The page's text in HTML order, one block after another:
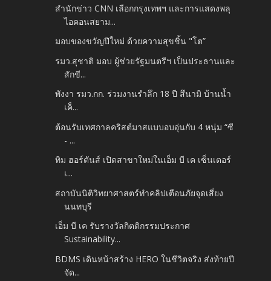
สำนักข่าว CNN เลือกกรุงเทพฯ และการแสดงพลุ
ไอคอนสยาม...
มอบของขวัญปีใหม่ ด้วยความสุขชิ้น "โต”
รมว.สุชาติ มอบ ผู้ช่วยรัฐมนตรีฯ เป็นประธานและ
สักขี...
พังงา รมว.กก. ร่วมงานรำลึก 18 ปี สึนามิ บ้านน้ำ
เค็...
ต้อนรับเทศกาลคริสต์มาสแบบอบอุ่นกับ 4 หนุ่ม “ซี
- ...
ทิม ฮอร์ตันส์ เปิดสาขาใหม่ในเอ็ม บี เค เซ็นเตอร์
เ...
สถาบันนิติวิทยาศาสตร์ทำคลิปเตือนภัยจุดเสี่ยง
นนทบุรี
เอ็ม บี เค รับรางวัลกิตติกรรมประกาศ
Sustainability...
BDMS เดินหน้าสร้าง HERO ในชีวิตจริง ส่งท้ายปี
จัด...